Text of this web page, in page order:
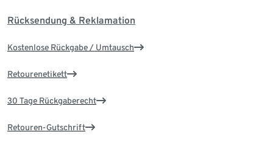
Rücksendung & Reklamation
Kostenlose Rückgabe / Umtausch
Retourenetikett
30 Tage Rückgaberecht
Retouren-Gutschrift